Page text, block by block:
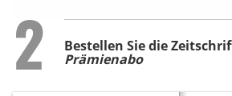
Step
2 Bestellen Sie die
Prämienabo